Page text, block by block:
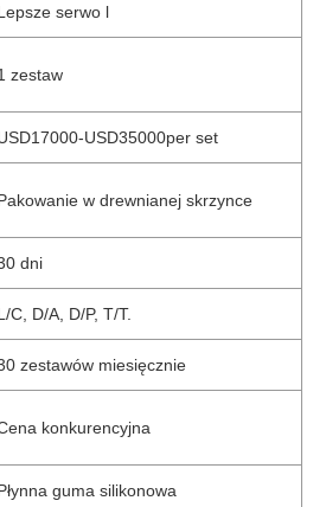
serwo l
zestaw
USD35000per set
w drewnianej skrzynce
dni
C, D/A, D/P, T/T.
zestawów miesięcznie
konkurencyjna
guma silikonowa